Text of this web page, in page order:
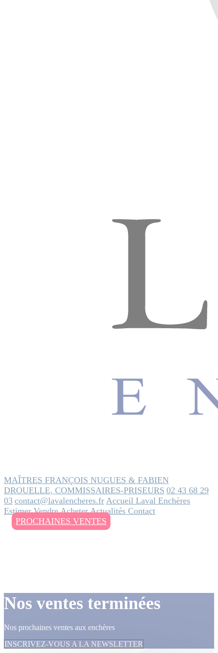
MAÎTRES FRANÇOIS NUGUES & FABIEN
DROUELLE, COMMISSAIRES-PRISEURS 02 43 68 29
03 contact@lavalencheres.fr Accueil Laval Enchères
EstimerVendreAcheterActualités Contact
PROCHAINES VENTES
Nos ventes terminées
Nos prochaines ventes aux enchères
INSCRIVEZ-VOUS A LA NEWSLETTER